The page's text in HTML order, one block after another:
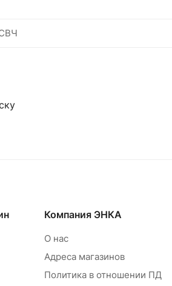
Компания ЭНКА
О нас
Адреса магазинов
Политика в отношении ПД